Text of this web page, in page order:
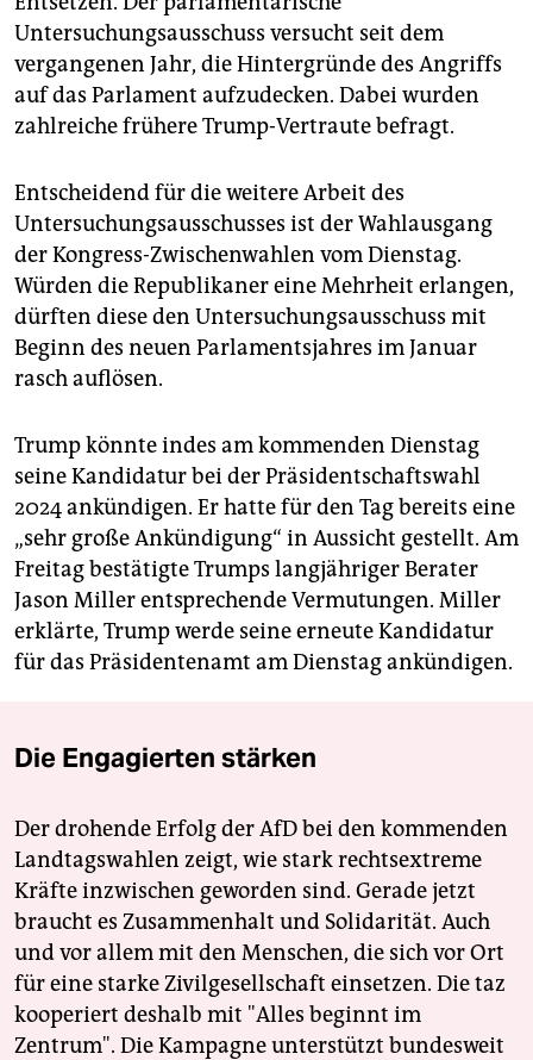
Untersuchungsausschuss versucht seit dem
vergangenen Jahr, die Hintergründe des Angriffs
auf das Parlament aufzudecken. Dabei wurden
zahlreiche frühere Trump-Vertraute befragt.
Entscheidend für die weitere Arbeit des
Untersuchungsausschusses ist der Wahlausgang
der Kongress-Zwischenwahlen vom Dienstag.
Würden die Republikaner eine Mehrheit erlangen,
dürften diese den Untersuchungsausschuss mit
Beginn des neuen Parlamentsjahres im Januar
rasch auflösen.
Trump könnte indes am kommenden Dienstag
seine Kandidatur bei der Präsidentschaftswahl
2024 ankündigen. Er hatte für den Tag bereits eine
„sehr große Ankündigung“ in Aussicht gestellt. Am
Freitag bestätigte Trumps langjähriger Berater
Jason Miller entsprechende Vermutungen. Miller
erklärte, Trump werde seine erneute Kandidatur
für das Präsidentenamt am Dienstag ankündigen.
Die Engagierten stärken
Der drohende Erfolg der AfD bei den kommenden
Landtagswahlen zeigt, wie stark rechtsextreme
Kräfte inzwischen geworden sind. Gerade jetzt
braucht es Zusammenhalt und Solidarität. Auch
und vor allem mit den Menschen, die sich vor Ort
für eine starke Zivilgesellschaft einsetzen. Die taz
kooperiert deshalb mit "Alles beginnt im
Zentrum". Die Kampagne unterstützt bundesweit